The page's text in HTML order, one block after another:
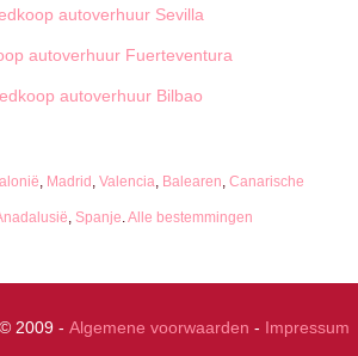
autoverhuur Sevilla
autoverhuur Fuerteventura
autoverhuur Bilbao
, Madrid , Valencia, Balearen, Canarische
, Spanje.Alle bestemmingen
© 2009 - Algemene voorwaarden - Impressum